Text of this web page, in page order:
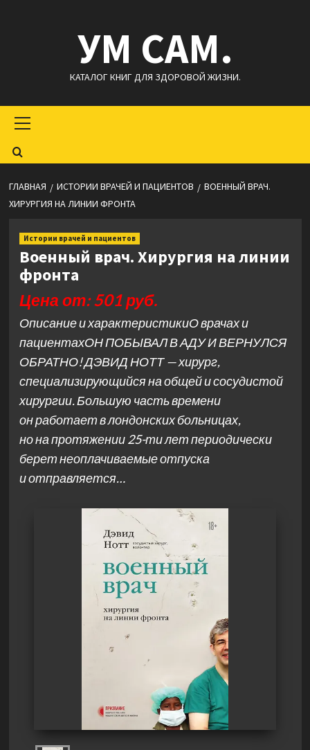
УМ САМ.
КАТАЛОГ КНИГ ДЛЯ ЗДОРОВОЙ ЖИЗНИ.
меню
ГЛАВНАЯ ИСТОРИИ ВРАЧЕЙ И ПАЦИЕНТОВ
ВОЕННЫЙ ВРАЧ.
ХИРУРГИЯ НА ЛИНИИ ФРОНТА
Истории врачей и пациентов
Военный врач. Хирургия на линии
фронта
Цена от: 501 руб.
Описание и характеристикиО врачах и
пациентахОН ПОБЫВАЛ В АДУ И ВЕРНУЛСЯ
ОБРАТНО! ДЭВИД НОТТ — хирург,
специализирующийся на общей и сосудистой
хирургии. Большую часть времени
он работает в лондонских больницах,
но на протяжении 25-ти лет периодически
берет неоплачиваемые отпуска
и отправляется…